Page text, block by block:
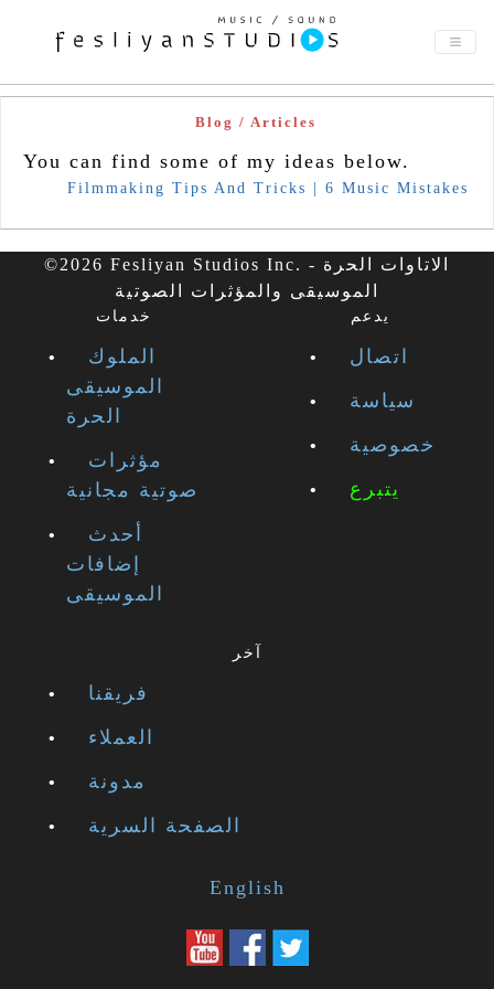
Blog / Articles
You can find some of my ideas below.
Filmmaking Tips And Tricks | 6 Music Mistakes
©2026 Fesliyan Studios Inc. - الاتاوات الحرة
الموسيقى والمؤثرات الصوتية
خدمات
الملوك
الموسيقى
الحرة
مؤثرات
صوتية مجانية
أحدث
إضافات
الموسيقى
يدعم
اتصال
سياسة
خصوصية
يتبرع
آخر
فريقنا
العملاء
مدونة
الصفحة السرية
English